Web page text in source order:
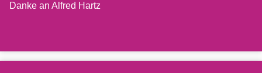
Danke an Alfred Hartz